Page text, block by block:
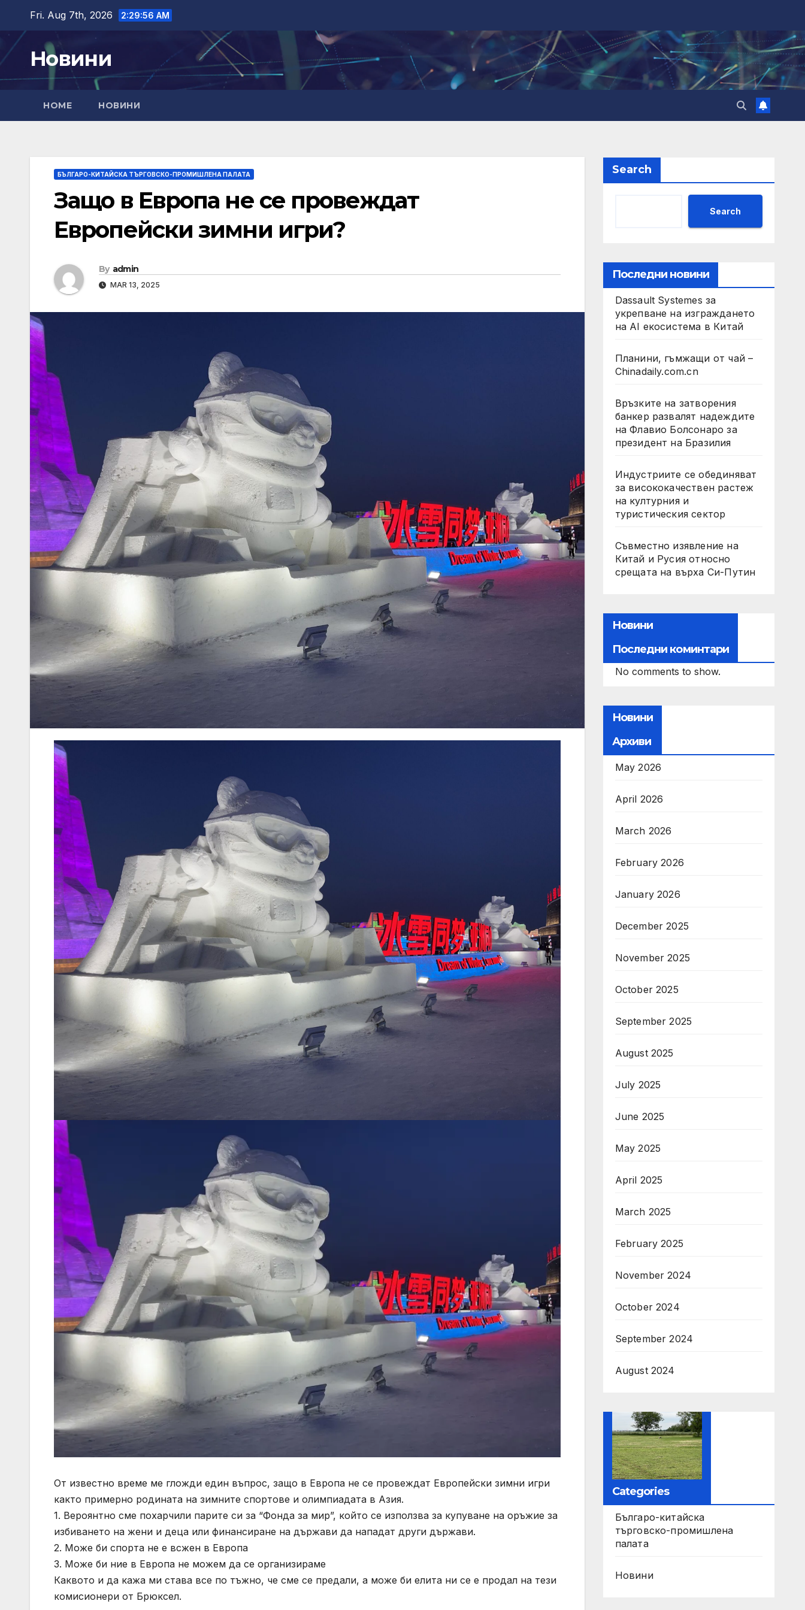
content
Fri. Aug 7th, 2026 2:29:57 AM
Новини
HOME НОВИНИ
БЪЛГАРО-КИТАЙСКА ТЪРГОВСКО-ПРОМИШЛЕНА ПАЛАТА
Защо в Европа не се провеждат
Европейски зимни игри?
By admin
MAR 13, 2025
От известно време ме гложди един въпрос, защо в Европа не се провеждат Европейски зимни игри
както примерно родината на зимните спортове и олимпиадата в Азия.
1. Вероянтно сме похарчили парите си за “Фонда за мир”, който се използва за купуване на оръжие за
избиването на жени и деца или финансиране на държави да нападат други държави.
2. Може би спорта не е всжен в Европа
3. Може би ние в Европа не можем да се организираме
Каквото и да кажа ми става все по тъжно, че сме се предали, а може би елита ни се е продал на тези
комисионери от Брюксел.
Search
Search
Последни новини
Dassault Systemes за
укрепване на изграждането
на AI екосистема в Китай
Планини, гъмжащи от чай –
Chinadaily.com.cn
Връзките на затворения
банкер развалят надеждите
на Флавио Болсонаро за
президент на Бразилия
Индустриите се обединяват
за висококачествен растеж
на културния и
туристическия сектор
Съвместно изявление на
Китай и Русия относно
срещата на върха Си-Путин
Новини
Последни коминтари
No comments to show.
Новини
Архиви
May 2026
April 2026
March 2026
February 2026
January 2026
December 2025
November 2025
October 2025
September 2025
August 2025
July 2025
June 2025
May 2025
April 2025
March 2025
February 2025
November 2024
October 2024
September 2024
August 2024
Categories
Българо-китайска
търговско-промишлена
палата
Новини